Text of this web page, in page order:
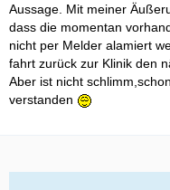
Aussage. Mit meiner
dass die momentan
nicht per Melder alamiert
fahrt zurück zur Klinik den
Aber ist nicht
verstanden